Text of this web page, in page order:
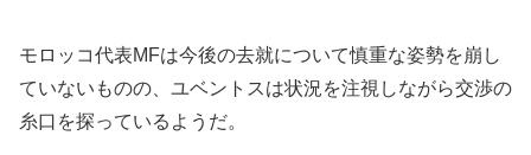
モロッコ代表MFは今後の去就について慎重な姿勢を崩し
ていないものの、ユベントスは状況を注視しながら交渉の
糸口を探っているようだ。